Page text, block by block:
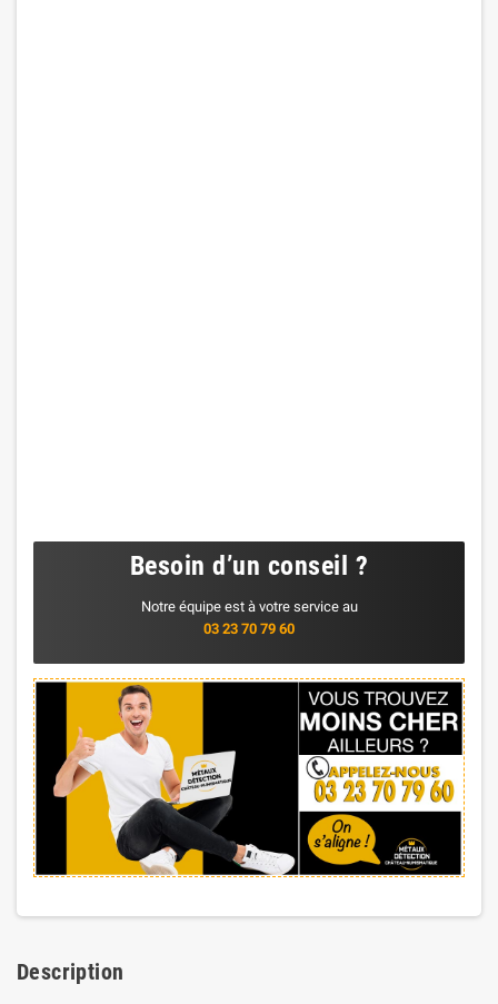
Besoin d’un conseil ?
Notre équipe est à votre service au
03 23 70 79 60
Description